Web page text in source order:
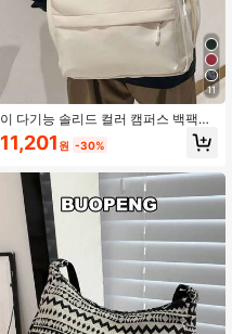
11
이 다기능 솔리드 컬러 캠퍼스 백팩은
여성을 위해 특별히 설계되었으며, 대
용량, 심플한 다중 수납 디자인으로 여
적합합니다. 백팩, 학생 백팩, 신학기
필수품, 걸, 걸 및 학생에게 적합, 중/고
등학교 및 대학에 적합, 대학 스타일.
11,201 원 -30%